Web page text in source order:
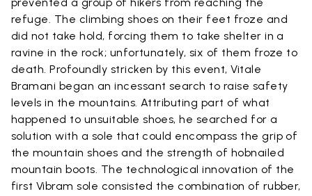
refuge. The climbing shoes on their feet froze and
did not take hold, forcing them to take shelter in a
ravine in the rock; unfortunately, six of them froze to
death. Profoundly stricken by this event, Vitale
Bramani began an incessant search to raise safety
levels in the mountains. Attributing part of what
happened to unsuitable shoes, he searched for a
solution with a sole that could encompass the grip of
the mountain shoes and the strength of hobnailed
mountain boots. The technological innovation of the
first Vibram sole consisted the combination of rubber,